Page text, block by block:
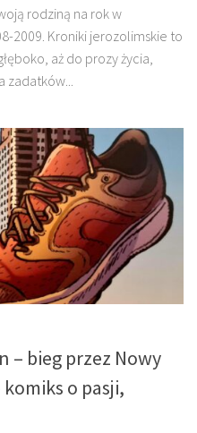
rodziną na rok w
2009. Kroniki jerozolimskie to
aż do prozy życia,
zadatków...
– bieg przez Nowy
komiks o pasji,